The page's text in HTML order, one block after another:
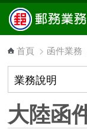
跳到主要內容區塊
首頁 > 函件業務
大陸函